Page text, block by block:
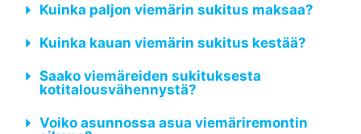
Kuinka paljon viemärin sukitus maksaa?
Kuinka kauan viemärin sukitus kestää?
Saako viemäreiden sukituksesta
kotitalousvähennystä?
Voiko asunnossa asua viemäriremontin